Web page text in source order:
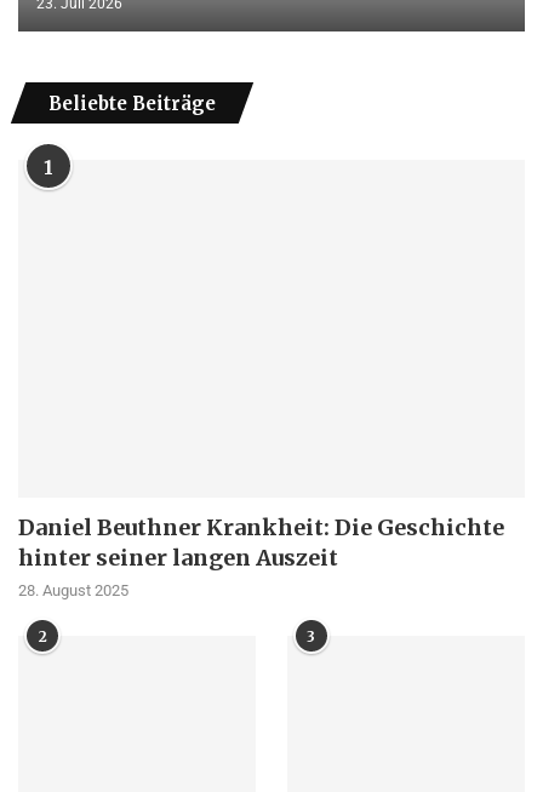
23. Juli 2026
Beliebte Beiträge
1
Daniel Beuthner Krankheit: Die Geschichte
hinter seiner langen Auszeit
28. August 2025
2 3